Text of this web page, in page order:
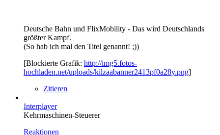
Deutsche Bahn und FlixMobility - Das wird Deutschlands
größter Kampf.
(So hab ich mal den Titel genannt! ;))
[Blockierte Grafik: http://img5.fotos-
hochladen.net/uploads/kilzaabanner2413pf0a28y.png]
Zitieren
Interplayer
Kehrmaschinen-Steuerer
Reaktionen